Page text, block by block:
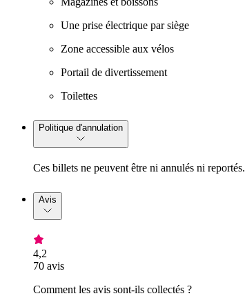
Une prise électrique par siège
Zone accessible aux vélos
Portail de divertissement
Toilettes
Politique d'annulation
Ces billets ne peuvent être ni annulés ni reportés.
Avis
4,2
70 avis
Comment les avis sont-ils collectés ?